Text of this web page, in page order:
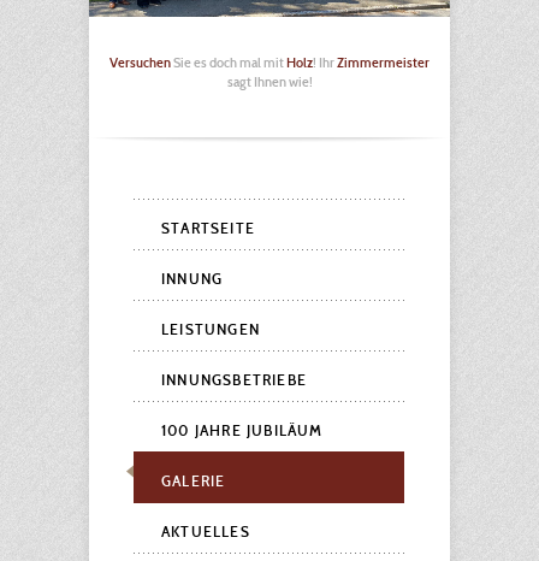
VersuchenSie es doch mal mitHolz! IhrZimmermeister
sagt Ihnen wie!
STARTSEITE
INNUNG
LEISTUNGEN
INNUNGSBETRIEBE
100 JAHRE JUBILÄUM
GALERIE
AKTUELLES